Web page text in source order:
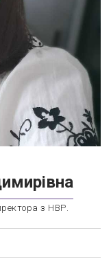
з НВР.